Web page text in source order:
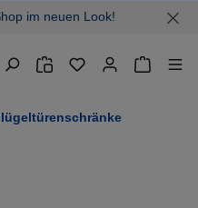
im neuen Look!